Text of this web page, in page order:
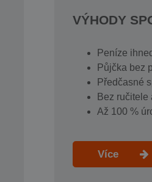
VÝHODY
Peníze
Půjčka bez
Předčasné
Bez ručitele
Až 100 %
Více